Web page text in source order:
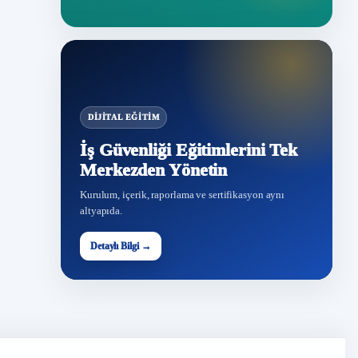
DIJITAL EĞITIM
İş Güvenliği Eğitimlerini Tek
Merkezden Yönetin
Kurulum, içerik, raporlama ve sertifikasyon aynı
altyapıda.
Detaylı Bilgi →